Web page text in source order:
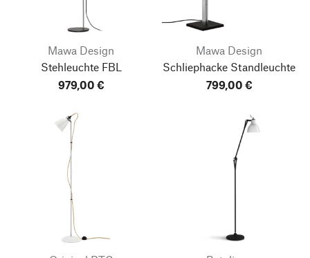
Mawa Design
Stehleuchte FBL
979,00 €
Mawa Design
Schliephacke Standleuchte
799,00 €